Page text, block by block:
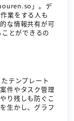
」。デ
業をする人も
な情報共有が可
とができるの
テンプレート
件やタスク管理
り残しも防ぐこ
生かし、グラフ